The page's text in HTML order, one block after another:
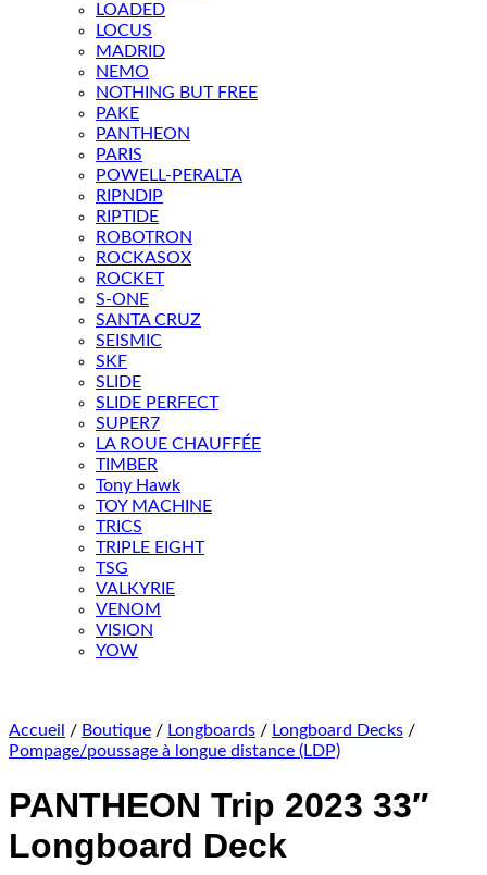
LOADED
LOCUS
MADRID
NEMO
NOTHING BUT FREE
PAKE
PANTHEON
PARIS
POWELL-PERALTA
RIPNDIP
RIPTIDE
ROBOTRON
ROCKASOX
ROCKET
S-ONE
SANTA CRUZ
SEISMIC
SKF
SLIDE
SLIDE PERFECT
SUPER7
LA ROUE CHAUFFÉE
TIMBER
Tony Hawk
TOY MACHINE
TRICS
TRIPLE EIGHT
TSG
VALKYRIE
VENOM
VISION
YOW
Accueil / Boutique / Longboards / Longboard Decks /
Pompage/poussage à longue distance (LDP)
PANTHEON Trip 2023 33″
Longboard Deck